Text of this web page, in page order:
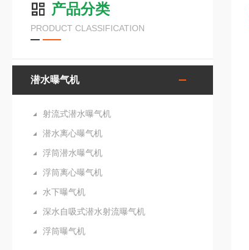
产品分类
PRODUCT CLASSIFICATION
潜水曝气机
射流式潜水曝气机
潜水离心曝气机
浮筒潜水曝气机
浮筒离心曝气机
水下曝气机
深水自吸式潜水射流曝气机
浮筒曝气机